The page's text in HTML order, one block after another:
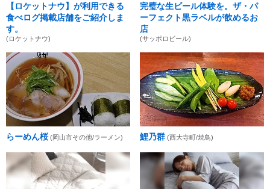
【ロケットナウ】が利用できる
食べログ掲載店舗をご紹介しま
す。
(ロケットナウ)
完璧な生ビール体験を。ザ・パ
ーフェクト黒ラベルが飲めるお
店
(サッポロビール)
らーめん桜 (岡山市その他/ラーメン) 鯉乃群 (西大寺町/焼鳥)